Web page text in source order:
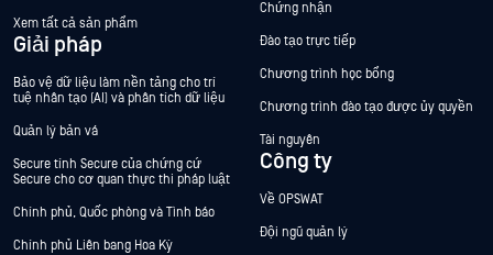
Xem tất cả sản phẩm
Giải pháp
Bảo vệ dữ liệu làm nền tảng cho trí
tuệ nhân tạo (AI) và phân tích dữ liệu
Quản lý bản vá
Secure tính Secure của chứng cứ
Secure cho cơ quan thực thi pháp luật
Chính phủ, Quốc phòng và Tình báo
Chính phủ Liên bang Hoa Kỳ
Chứng nhận
Đào tạo trực tiếp
Chương trình học bổng
Chương trình đào tạo được ủy quyền
Tài nguyên
Công ty
Về OPSWAT
Đội ngũ quản lý